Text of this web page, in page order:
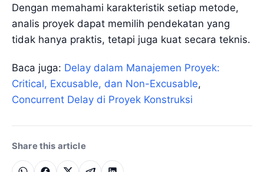
Dengan memahami karakteristik setiap metode,
analis proyek dapat memilih pendekatan yang
tidak hanya praktis, tetapi juga kuat secara teknis.
Baca juga: Delay dalam Manajemen Proyek:
Critical, Excusable, dan Non-Excusable,
Concurrent Delay di Proyek Konstruksi
Share this article